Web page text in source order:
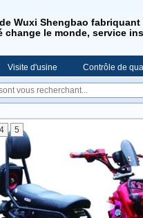
Wuxi Shengbao fabriquant
change le monde, service
Visite d'usine Contrôle de
4 5